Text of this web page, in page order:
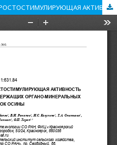
ПОЛУЧЕНИЕ, СВОЙСТВА И РОСТОСТИМУЛИРУЮЩАЯ АКТИВНОСТЬ ГРАНУЛИРОВАННЫХ АЗОТСОДЕРЖАЩИХ ОРГАНО-МИНЕРАЛЬНЫХ УДОБРЕНИЙ НА ОСНОВЕ ОПИЛОК ОСИНЫ